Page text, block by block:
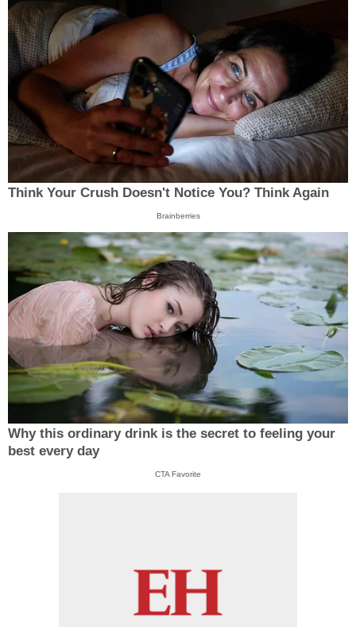
Think Your Crush Doesn't Notice You? Think Again
Brainberries
Why this ordinary drink is the secret to feeling your
best every day
CTA Favorite